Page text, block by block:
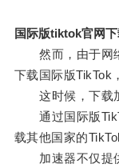
国际版tiktok官网
然而，由于网络
下载国际版TikTok
这时候，下载加
通过国际版
载其他国家的
加速器不仅提供